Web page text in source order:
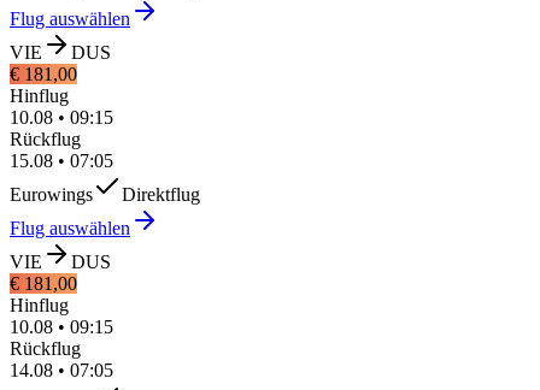
Flug auswählen
VIE
DUS
€ 181,00
Hinflug
10.08 • 09:15
Rückflug
15.08 • 07:05
Eurowings
Direktflug
Flug auswählen
VIE
DUS
€ 181,00
Hinflug
10.08 • 09:15
Rückflug
14.08 • 07:05